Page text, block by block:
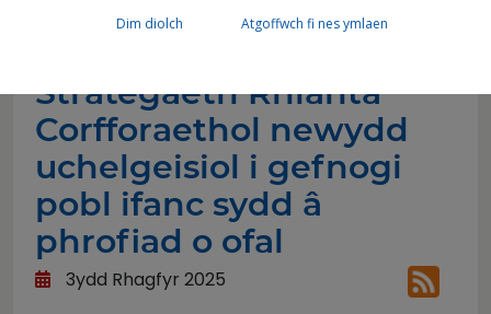
Strategaeth Rhianta
Corfforaethol newydd
uchelgeisiol i gefnogi
pobl ifanc sydd â
phrofiad o ofal
3ydd Rhagfyr 2025
Dim diolch Atgoffwch fi nes ymlaen